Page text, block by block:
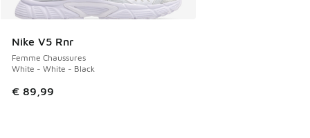
Nike V5 Rnr
Femme Chaussures
White - White - Black
€ 89,99